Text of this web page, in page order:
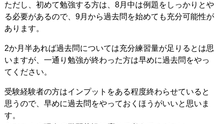
ただし、初めて勉強する方は、8月中は例題をしっかりとや
る必要があるので、9月から過去問を始めても充分可能性が
あります。
2か月半あれば過去問については充分練習量が足りるとは思
いますが、一通り勉強が終わった方は早めに過去問をやっ
てください。
受験経験者の方はインプットをある程度終わらせていると
思うので、早めに過去問をやっておくほうがいいと思いま
す。